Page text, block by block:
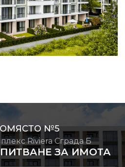
№5
Riviera Сграда Б
ЗА ИМОТА